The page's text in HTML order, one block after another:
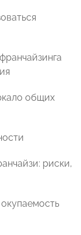
общих
риски,
окупаемость